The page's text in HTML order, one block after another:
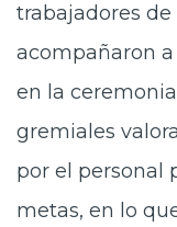
trabajadores
acompañaron
en la
gremiales
por el personal
metas, en lo